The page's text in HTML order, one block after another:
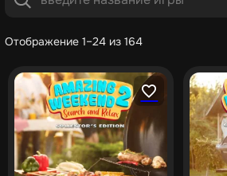
Отображение 1–24 из 164